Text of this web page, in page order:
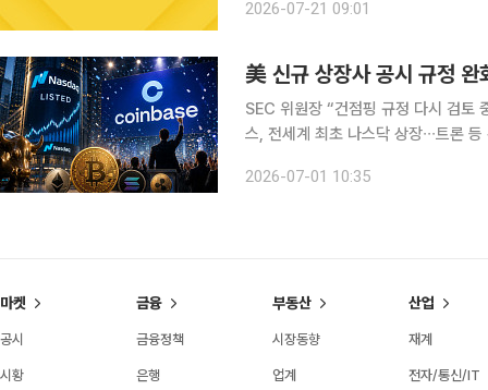
2026-07-21 09:01
美 신규 상장사 공시 규정
SEC 위원장 “건점핑 규정 다시 검토
스, 전세계 최초 나스닥 상장∙∙∙트론
2026-07-01 10:35
마켓
공시
시황
금융
금융정책
은행
부동산
시장동향
업계
산업
재계
전자/통신/IT